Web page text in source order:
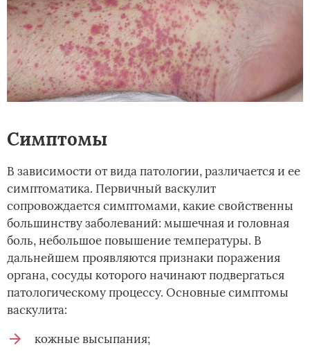
Симптомы
В зависимости от вида патологии, различается и ее
симптоматика. Первичный васкулит
сопровождается симптомами, какие свойственны
большинству заболеваний: мышечная и головная
боль, небольшое повышение температуры. В
дальнейшем проявляются признаки поражения
органа, сосуды которого начинают подвергаться
патологическому процессу. Основные симптомы
васкулита:
кожные высыпания;